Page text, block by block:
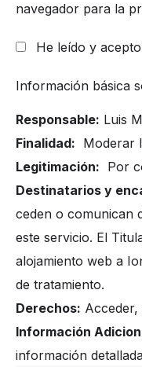
navegador para la
He leído y
Información básica
Responsable: Luis
Finalidad: Moderar
Legitimación: Por
Destinatarios y
ceden o comunican
este servicio. El
alojamiento web a
de tratamiento.
Derechos:
Información
información